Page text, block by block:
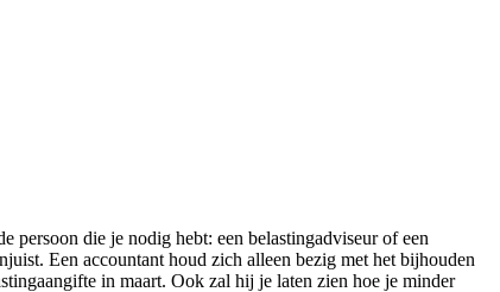
persoon die je nodig hebt: een belastingadviseur of een
Een accountant houd zich alleen bezig met het bijhouden
in maart. Ook zal hij je laten zien hoe je minder